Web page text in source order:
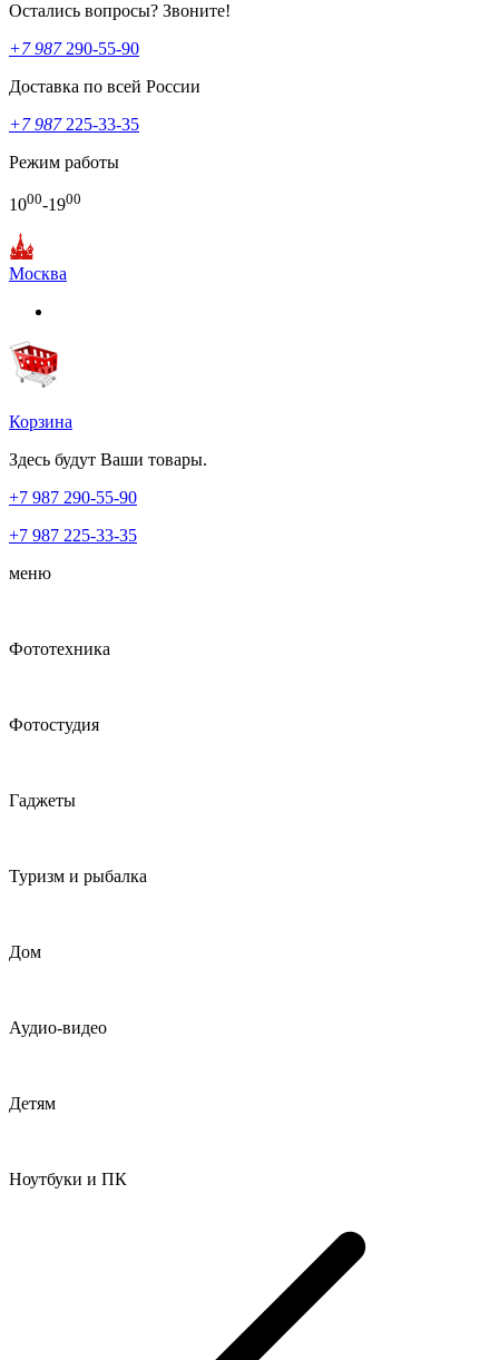
Остались вопросы? Звоните!
+7 987290-55-90
Доставка по всей России
+7 987225-33-35
Режим работы
1000-1900
Москва
Корзина
Здесь будут Ваши товары.
+7 987 290-55-90
+7 987 225-33-35
меню
Фототехника
Фотостудия
Гаджеты
Туризм и рыбалка
Дом
Аудио-видео
Детям
Ноутбуки и ПК